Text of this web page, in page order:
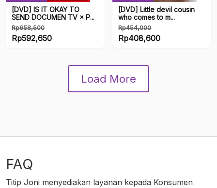
[DVD] IS IT OKAY TO
SEND DOCUMEN TV × P...
Rp658,500
Harga
Rp592,650
[DVD] Little devil cousin
who comes to m...
Rp454,000
Harga
Rp454,000.
Rp408,600
ini
adalah:
Load More
FAQ
Titip Joni menyediakan layanan kepada Konsumen